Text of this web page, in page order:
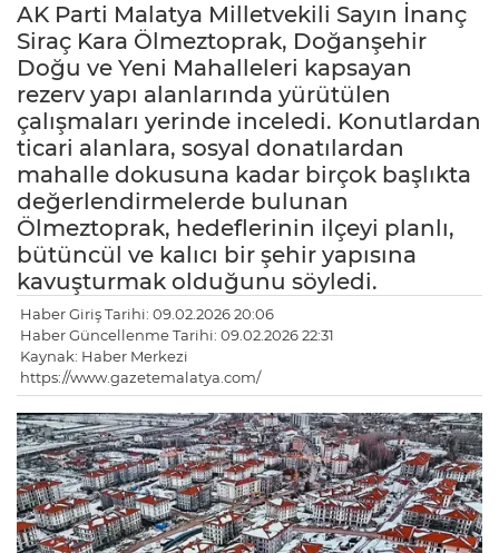
AK Parti Malatya Milletvekili Sayın İnanç
Siraç Kara Ölmeztoprak, Doğanşehir
Doğu ve Yeni Mahalleleri kapsayan
rezerv yapı alanlarında yürütülen
çalışmaları yerinde inceledi. Konutlardan
ticari alanlara, sosyal donatılardan
mahalle dokusuna kadar birçok başlıkta
değerlendirmelerde bulunan
Ölmeztoprak, hedeflerinin ilçeyi planlı,
bütüncül ve kalıcı bir şehir yapısına
kavuşturmak olduğunu söyledi.
Haber Giriş Tarihi: 09.02.2026 20:06
Haber Güncellenme Tarihi: 09.02.2026 22:31
Kaynak: Haber Merkezi
https://www.gazetemalatya.com/